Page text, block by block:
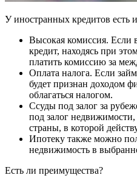
У иностранных кредитов есть
Высокая комиссия. Если
кредит, находясь при
платить комиссию за
Оплата налога. Если
будет признан доходом
облагаться налогом.
Ссуды под залог за
под залог
страны, в которой
Ипотеку также можно
недвижимость в
Есть ли преимущества?